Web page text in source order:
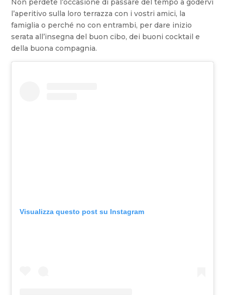
Non perdete l’occasione di passare del tempo a godervi
l’aperitivo sulla loro terrazza con i vostri amici, la
famiglia o perché no con entrambi, per dare inizio
serata all’insegna del buon cibo, dei buoni cocktail e
della buona compagnia.
Visualizza questo post su Instagram